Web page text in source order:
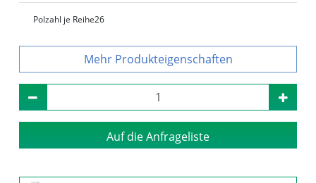
Polzahl je Reihe26
Produkteigenschaften
Auf die Anfrageliste